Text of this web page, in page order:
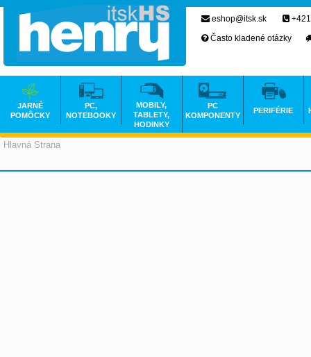
Hlavná Strana
eshop@itsk.sk
Často kladené otázky
JARNÉ
POMÔCKY
PC,
NOTEBOOKY
MOBILY,
TABLETY,
HODINKY
PC
KOMPONENTY
PERIFÉRIE